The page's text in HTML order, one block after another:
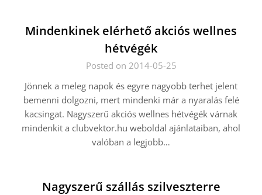
Mindenkinek elérhető akciós wellnes
hétvégék
Posted on 2014-05-25
Jönnek a meleg napok és egyre nagyobb terhet jelent
bemenni dolgozni, mert mindenki már a nyaralás felé
kacsingat. Nagyszerű akciós wellnes hétvégék várnak
mindenkit a clubvektor.hu weboldal ajánlataiban, ahol
valóban a legjobb…
Nagyszerű szállás szilveszterre